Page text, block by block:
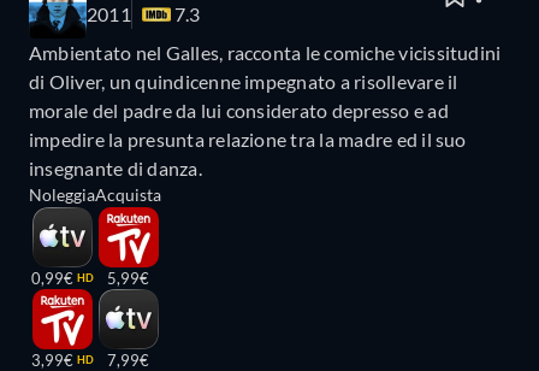
2011
7.3
Ambientato nel Galles, racconta le comiche vicissitudini
di Oliver, un quindicenne impegnato a risollevare il
morale del padre da lui considerato depresso e ad
impedire la presunta relazione tra la madre ed il suo
insegnante di danza.
Noleggia
0,99€ HD
3,99€ HD
Acquista
5,99€
7,99€